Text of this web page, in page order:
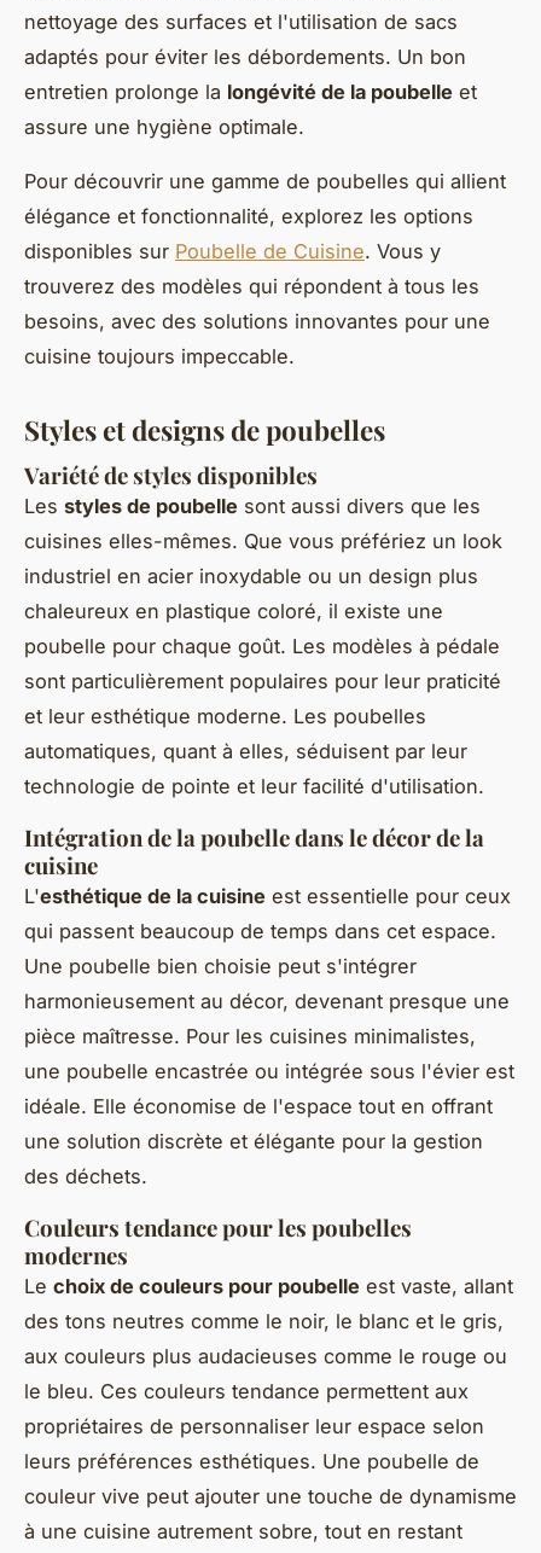
nettoyage des surfaces et l'utilisation de sacs
adaptés pour éviter les débordements. Un bon
entretien prolonge la longévité de la poubelle et
assure une hygiène optimale.
Pour découvrir une gamme de poubelles qui allient
élégance et fonctionnalité, explorez les options
disponibles sur Poubelle de Cuisine. Vous y
trouverez des modèles qui répondent à tous les
besoins, avec des solutions innovantes pour une
cuisine toujours impeccable.
Styles et designs de poubelles
Variété de styles disponibles
Les styles de poubelle sont aussi divers que les
cuisines elles-mêmes. Que vous préfériez un look
industriel en acier inoxydable ou un design plus
chaleureux en plastique coloré, il existe une
poubelle pour chaque goût. Les modèles à pédale
sont particulièrement populaires pour leur praticité
et leur esthétique moderne. Les poubelles
automatiques, quant à elles, séduisent par leur
technologie de pointe et leur facilité d'utilisation.
Intégration de la poubelle dans le décor de la
cuisine
L'esthétique de la cuisine est essentielle pour ceux
qui passent beaucoup de temps dans cet espace.
Une poubelle bien choisie peut s'intégrer
harmonieusement au décor, devenant presque une
pièce maîtresse. Pour les cuisines minimalistes,
une poubelle encastrée ou intégrée sous l'évier est
idéale. Elle économise de l'espace tout en offrant
une solution discrète et élégante pour la gestion
des déchets.
Couleurs tendance pour les poubelles
modernes
Le choix de couleurs pour poubelle est vaste, allant
des tons neutres comme le noir, le blanc et le gris,
aux couleurs plus audacieuses comme le rouge ou
le bleu. Ces couleurs tendance permettent aux
propriétaires de personnaliser leur espace selon
leurs préférences esthétiques. Une poubelle de
couleur vive peut ajouter une touche de dynamisme
à une cuisine autrement sobre, tout en restant